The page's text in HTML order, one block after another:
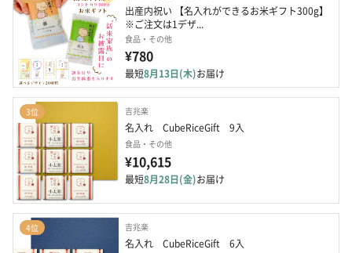
出産内祝い 【名入れができるお米ギフト300g】
※ご注文は1デザ...
食品・その他
¥780
最短8月13日(木)お届け
3位 吉兆楽
名入れ　CubeRiceGift　9入
食品・その他
¥10,615
最短8月28日(金)お届け
4位 吉兆楽
名入れ　CubeRiceGift　6入